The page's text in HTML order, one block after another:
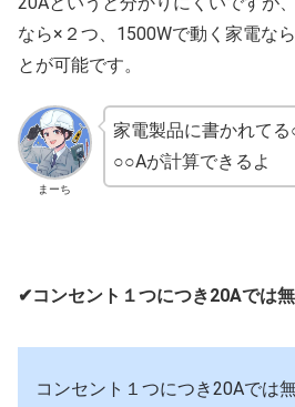
なら×２つ、1500Wで動く家電な
とが可能です。
まーち
家電製品に書かれて
○○Aが計算できるよ
✔コンセント１つにつき20Aでは
コンセント１つにつき20Aでは